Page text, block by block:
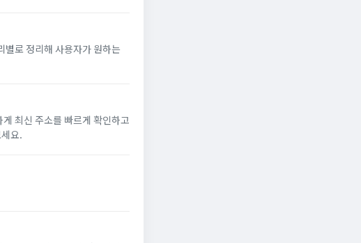
별로 정리해 사용자가 원하는
최신 주소를 빠르게 확인하고
요.